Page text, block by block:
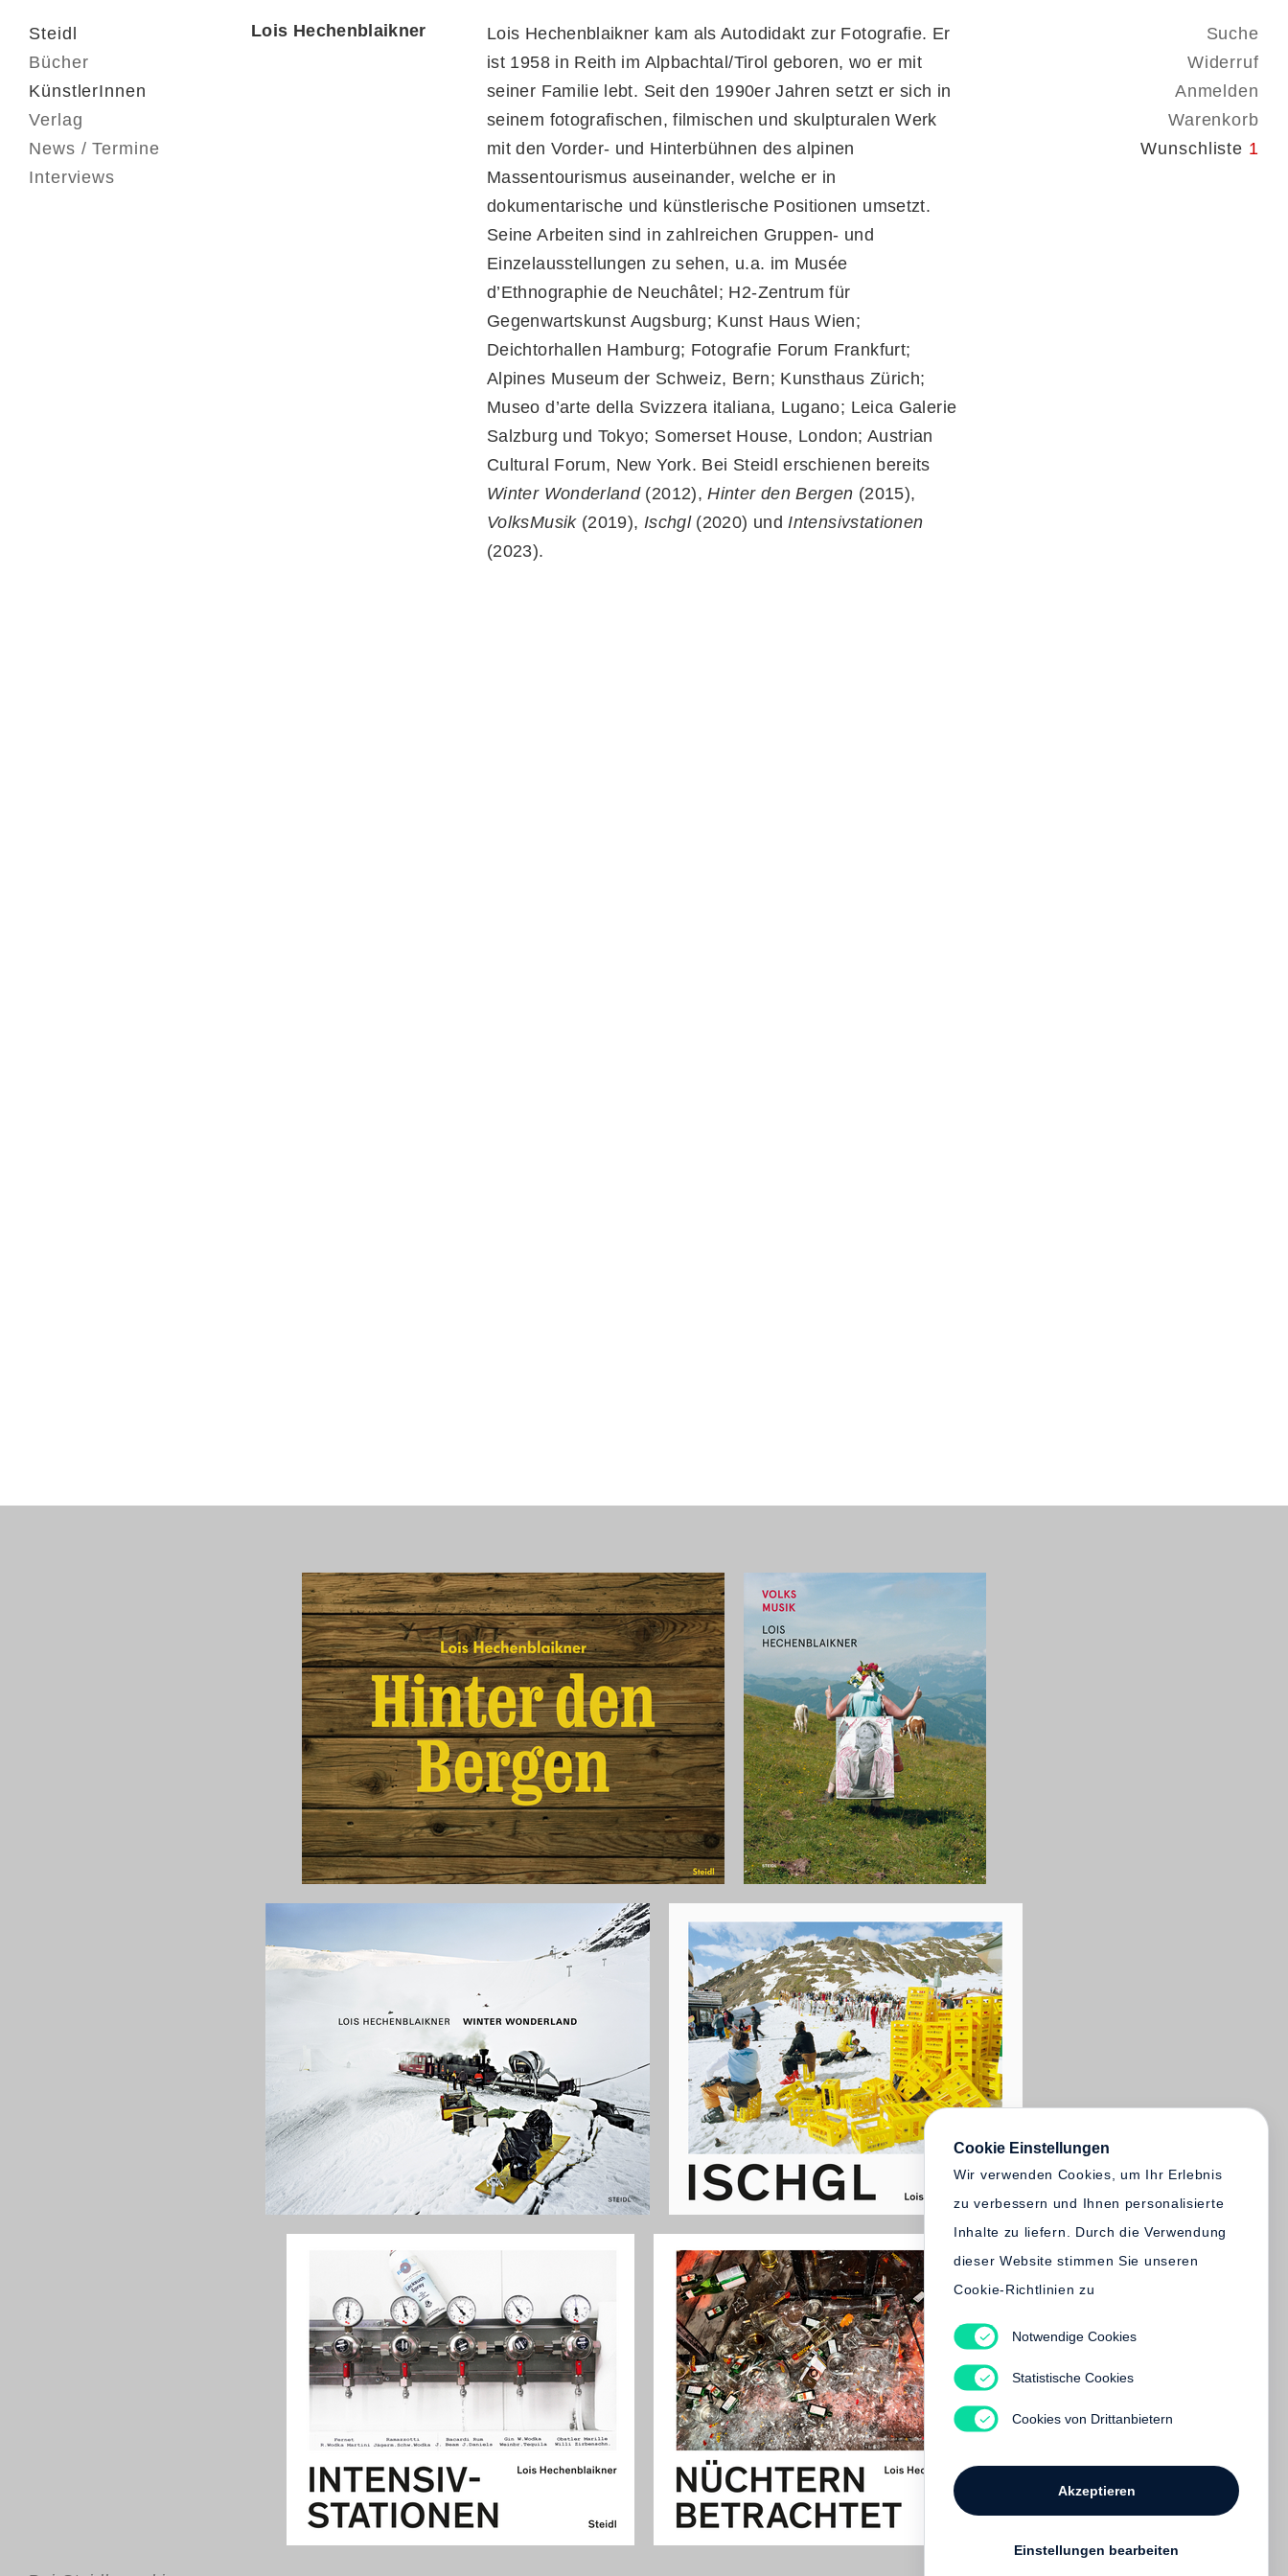
Steidl
Bücher
KünstlerInnen
Verlag
News / Termine
Interviews
Suche
Widerruf
Anmelden
Warenkorb
Wunschliste 1
Lois Hechenblaikner
Lois Hechenblaikner kam als Autodidakt zur Fotografie. Er
ist 1958 in Reith im Alpbachtal/Tirol geboren, wo er mit
seiner Familie lebt. Seit den 1990er Jahren setzt er sich in
seinem fotografischen, filmischen und skulpturalen Werk
mit den Vorder- und Hinterbühnen des alpinen
Massentourismus auseinander, welche er in
dokumentarische und künstlerische Positionen umsetzt.
Seine Arbeiten sind in zahlreichen Gruppen- und
Einzelausstellungen zu sehen, u.a. im Musée
d’Ethnographie de Neuchâtel; H2-Zentrum für
Gegenwartskunst Augsburg; Kunst Haus Wien;
Deichtorhallen Hamburg; Fotografie Forum Frankfurt;
Alpines Museum der Schweiz, Bern; Kunsthaus Zürich;
Museo d’arte della Svizzera italiana, Lugano; Leica Galerie
Salzburg und Tokyo; Somerset House, London; Austrian
Cultural Forum, New York. Bei Steidl erschienen bereits
Winter Wonderland(2012),Hinter den Bergen (2015),
VolksMusik(2019), Ischgl(2020) undIntensivstationen
(2023).
Cookie Einstellungen
Wir verwenden Cookies, um Ihr Erlebnis
zu verbessern und Ihnen personalisierte
Inhalte zu liefern. Durch die Verwendung
dieser Website stimmen Sie unseren
Cookie-Richtlinien zu
Notwendige Cookies
Statistische Cookies
Cookies von Drittanbietern
Akzeptieren
Einstellungen bearbeiten